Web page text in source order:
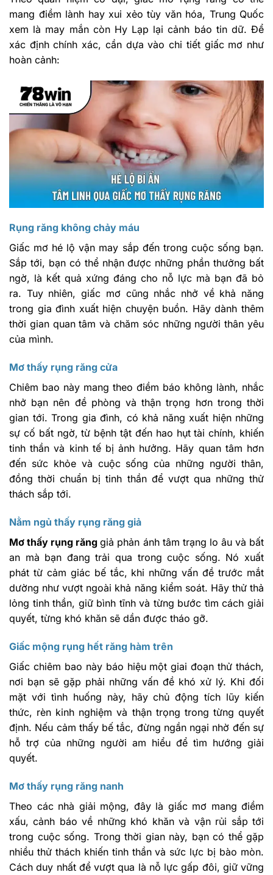
mang điềm lành hay xui xẻo tùy văn hóa, Trung Quốc
xem là may mắn còn Hy Lạp lại cảnh báo tin dữ. Để
xác định chính xác, cần dựa vào chi tiết giấc mơ như
hoàn cảnh:
Rụng răng không chảy máu
Giấc mơ hé lộ vận may sắp đến trong cuộc sống bạn.
Sắp tới, bạn có thể nhận được những phần thưởng bất
ngờ, là kết quả xứng đáng cho nỗ lực mà bạn đã bỏ
ra. Tuy nhiên, giấc mơ cũng nhắc nhở về khả năng
trong gia đình xuất hiện chuyện buồn. Hãy dành thêm
thời gian quan tâm và chăm sóc những người thân yêu
của mình.
Mơ thấy rụng răng cửa
Chiêm bao này mang theo điềm báo không lành, nhắc
nhở bạn nên đề phòng và thận trọng hơn trong thời
gian tới. Trong gia đình, có khả năng xuất hiện những
sự cố bất ngờ, từ bệnh tật đến hao hụt tài chính, khiến
tinh thần và kinh tế bị ảnh hưởng. Hãy quan tâm hơn
đến sức khỏe và cuộc sống của những người thân,
đồng thời chuẩn bị tinh thần để vượt qua những thử
thách sắp tới.
Nằm ngủ thấy rụng răng giả
Mơ thấy rụng rănggiả phản ánh tâm trạng lo âu và bất
an mà bạn đang trải qua trong cuộc sống. Nó xuất
phát từ cảm giác bế tắc, khi những vấn đề trước mắt
dường như vượt ngoài khả năng kiểm soát. Hãy thử thả
lỏng tinh thần, giữ bình tĩnh và từng bước tìm cách giải
quyết, từng khó khăn sẽ dần được tháo gỡ.
Giấc mộng rụng hết răng hàm trên
Giấc chiêm bao này báo hiệu một giai đoạn thử thách,
nơi bạn sẽ gặp phải những vấn đề khó xử lý. Khi đối
mặt với tình huống này, hãy chủ động tích lũy kiến
thức, rèn kinh nghiệm và thận trọng trong từng quyết
định. Nếu cảm thấy bế tắc, đừng ngần ngại nhờ đến sự
hỗ trợ của những người am hiểu để tìm hướng giải
quyết.
Mơ thấy rụng răng nanh
Theo các nhà giải mộng, đây là giấc mơ mang điềm
xấu, cảnh báo về những khó khăn và vận rủi sắp tới
trong cuộc sống. Trong thời gian này, bạn có thể gặp
nhiều thử thách khiến tinh thần và sức lực bị bào mòn.
Cách duy nhất để vượt qua là nỗ lực gấp đôi, giữ vững